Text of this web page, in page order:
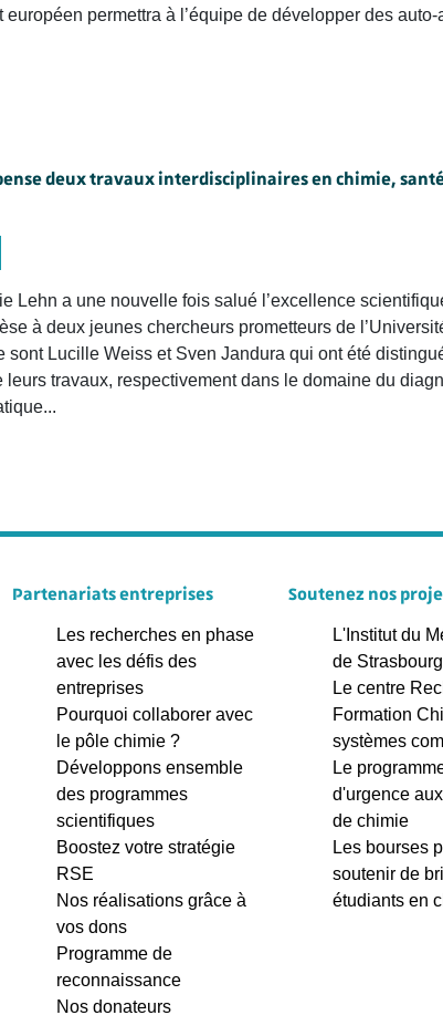
permettra à l’équipe de développer des
deux travaux interdisciplinaires en chimie,
Lehn a une nouvelle fois salué l’excellence
à deux jeunes chercheurs prometteurs de
sont Lucille Weiss et Sven Jandura qui ont été
leurs travaux, respectivement dans le domaine du
Partenariats entreprises
Les recherches en phase
avec les défis des
entreprises
Pourquoi collaborer avec
le pôle chimie ?
Développons ensemble
des programmes
scientifiques
Boostez votre stratégie
RSE
Nos réalisations grâce à
vos dons
Programme de
reconnaissance
Nos donateurs
Soutenez nos
L'Institut du
de Strasbourg
Le centre
Formation
systèmes
Le
d'urgence
de chimie
Les bourses
soutenir de
étudiants en